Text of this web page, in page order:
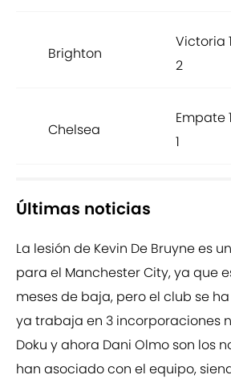
Brighton
Victoria
2
Chelsea
Empate
1
Últimas noticias
La lesión de Kevin De Bruyne es
para el Manchester City, ya que
meses de baja, pero el club se
ya trabaja en 3 incorporaciones
Doku y ahora Dani Olmo son los
han asociado con el equipo,